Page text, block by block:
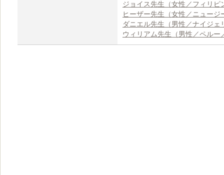
ジョイス先生（女性／フィリピ
ヒーザー先生（女性／ニュージ
ダニエル先生（男性／ナイジェ
ウィリアム先生（男性／ペルー